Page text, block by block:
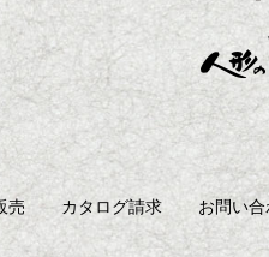
売 カタログ請求 お問い